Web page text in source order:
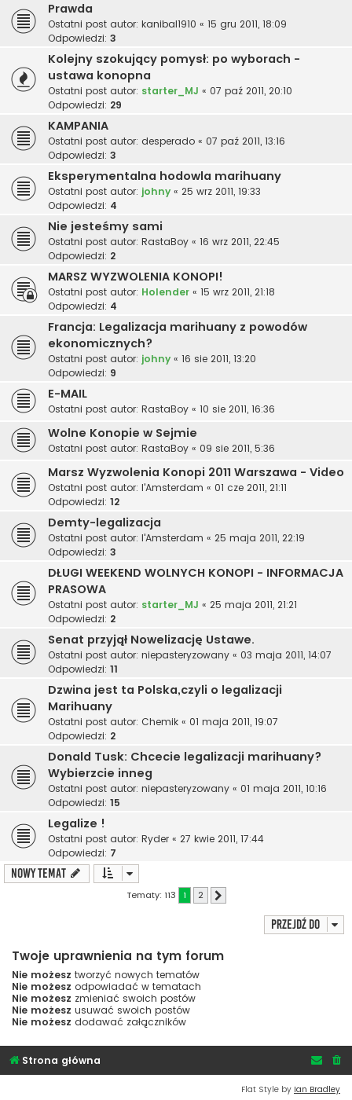
Prawda
Ostatni post autor: kanibal1910 « 15 gru 2011, 18:09
Odpowiedzi: 3
Kolejny szokujący pomysł: po wyborach -
ustawa konopna
Ostatni post autor: starter_MJ « 07 paź 2011, 20:10
Odpowiedzi: 29
KAMPANIA
Ostatni post autor: desperado « 07 paź 2011, 13:16
Odpowiedzi: 3
Eksperymentalna hodowla marihuany
Ostatni post autor: johny « 25 wrz 2011, 19:33
Odpowiedzi: 4
Nie jesteśmy sami
Ostatni post autor: RastaBoy « 16 wrz 2011, 22:45
Odpowiedzi: 2
MARSZ WYZWOLENIA KONOPI!
Ostatni post autor: Holender « 15 wrz 2011, 21:18
Odpowiedzi: 4
Francja: Legalizacja marihuany z powodów
ekonomicznych?
Ostatni post autor: johny « 16 sie 2011, 13:20
Odpowiedzi: 9
E-MAIL
Ostatni post autor: RastaBoy « 10 sie 2011, 16:36
Wolne Konopie w Sejmie
Ostatni post autor: RastaBoy « 09 sie 2011, 5:36
Marsz Wyzwolenia Konopi 2011 Warszawa - Video
Ostatni post autor: I'Amsterdam « 01 cze 2011, 21:11
Odpowiedzi: 12
Demty-legalizacja
Ostatni post autor: I'Amsterdam « 25 maja 2011, 22:19
Odpowiedzi: 3
DŁUGI WEEKEND WOLNYCH KONOPI - INFORMACJA
PRASOWA
Ostatni post autor: starter_MJ « 25 maja 2011, 21:21
Odpowiedzi: 2
Senat przyjął Nowelizację Ustawe.
Ostatni post autor: niepasteryzowany « 03 maja 2011, 14:07
Odpowiedzi: 11
Dzwina jest ta Polska,czyli o legalizacji
Marihuany
Ostatni post autor: Chemik « 01 maja 2011, 19:07
Odpowiedzi: 2
Donald Tusk: Chcecie legalizacji marihuany?
Wybierzcie inneg
Ostatni post autor: niepasteryzowany « 01 maja 2011, 10:16
Odpowiedzi: 15
Legalize !
Ostatni post autor: Ryder « 27 kwie 2011, 17:44
Odpowiedzi: 7
NOWY TEMAT
Tematy: 113 1 2
Przejdź do
Twoje uprawnienia na tym forum
Nie możesz tworzyć nowych tematów
Nie możesz odpowiadać w tematach
Nie możesz zmieniać swoich postów
Nie możesz usuwać swoich postów
Nie możesz dodawać załączników
Strona główna
Flat Style by Ian Bradley